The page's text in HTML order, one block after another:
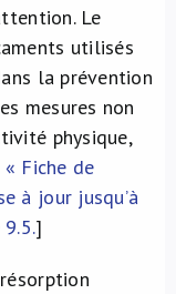
Le
utilisés
la prévention
mesures non
physique,
Fiche de
à jour jusqu’à
]